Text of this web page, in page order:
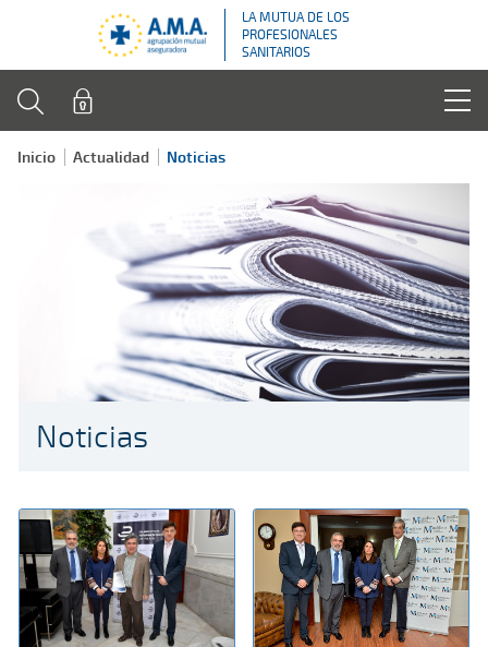
LA MUTUA DE LOS
PROFESIONALES
SANITARIOS
Inicio Actualidad Noticias
Noticias